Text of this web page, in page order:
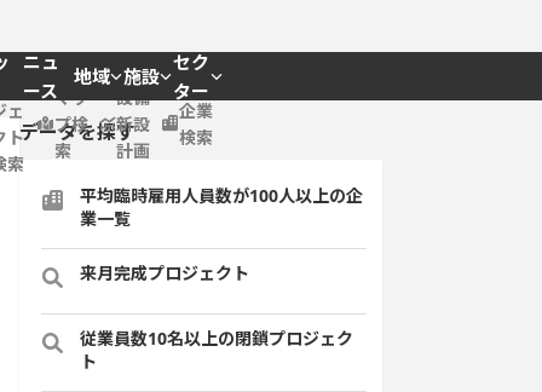
ニュ
ース
地域 施設
セク
ター
ェ
ト
索
マッ
プ検
索
設備
新設
計画
企業
検索
データを探す
平均臨時雇用人員数が100人以上の企
業一覧
来月完成プロジェクト
従業員数10名以上の閉鎖プロジェク
ト